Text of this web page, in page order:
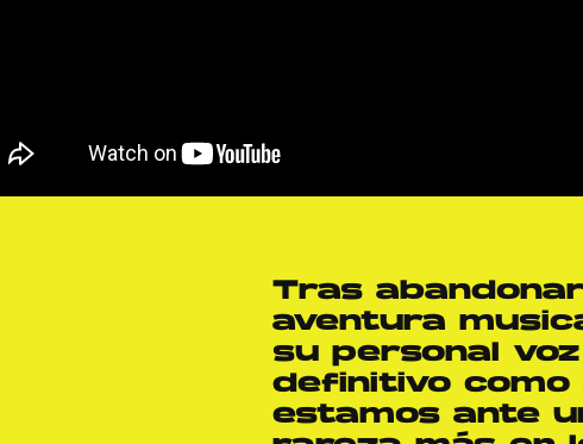
Tras
aventura
su personal
definitivo
estamos ante